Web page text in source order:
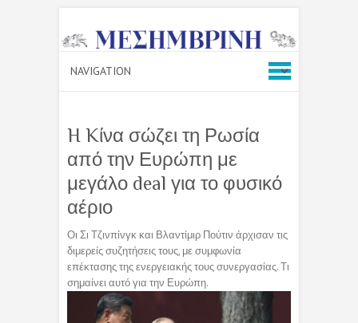
H Kίνα σώζει τη Ρωσία
από την Ευρώπη με
μεγάλο deal για το φυσικό
αέριο
Οι Σι Τζινπίνγκ και Βλαντίμιρ Πούτιν άρχισαν τις
διμερείς συζητήσεις τους, με συμφωνία
επέκτασης της ενεργειακής τους συνεργασίας. Τι
σημαίνει αυτό για την Ευρώπη.